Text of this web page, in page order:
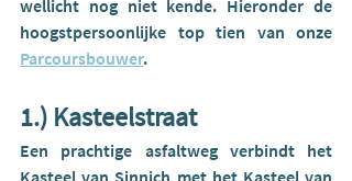
wellicht nog niet kende. Hieronder de
Parcoursbouwer.
1.) Kasteelstraat
Een prachtige asfaltweg verbindt het
Kasteel van Sinnich met het Kasteel van